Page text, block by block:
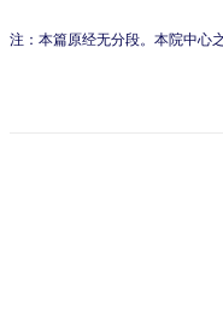
注：本篇原经无分段。本院中心